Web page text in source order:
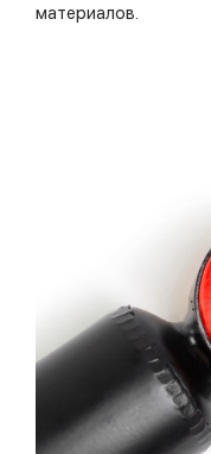
материалов.